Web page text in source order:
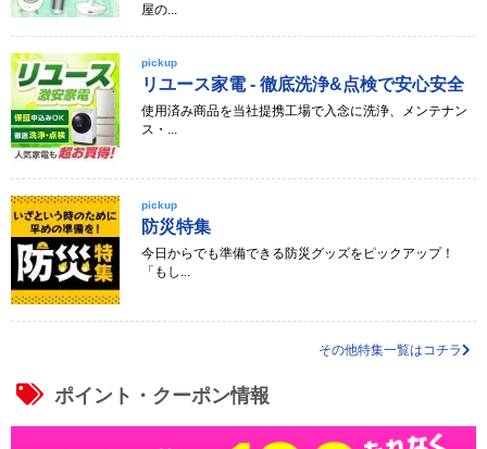
屋の...
pickup
リユース家電 - 徹底洗浄&点検で安心安全
使用済み商品を当社提携工場で入念に洗浄、メンテナン
ス・...
pickup
防災特集
今日からでも準備できる防災グッズをピックアップ！
「もし...
その他特集一覧はコチラ
ポイント・クーポン情報